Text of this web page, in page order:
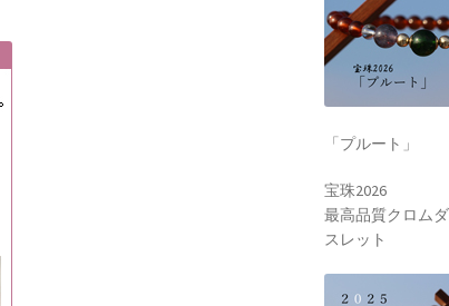
「プルート」
宝珠2026
最高品質クロム
スレット